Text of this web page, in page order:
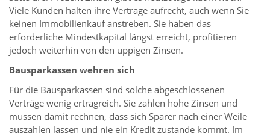
Viele Kunden halten ihre Verträge aufrecht, auch wenn Sie
keinen Immobilienkauf anstreben. Sie haben das
erforderliche Mindestkapital längst erreicht, profitieren
jedoch weiterhin von den üppigen Zinsen.
Bausparkassen wehren sich
Für die Bausparkassen sind solche abgeschlossenen
Verträge wenig ertragreich. Sie zahlen hohe Zinsen und
müssen damit rechnen, dass sich Sparer nach einer Weile
auszahlen lassen und nie ein Kredit zustande kommt. Im